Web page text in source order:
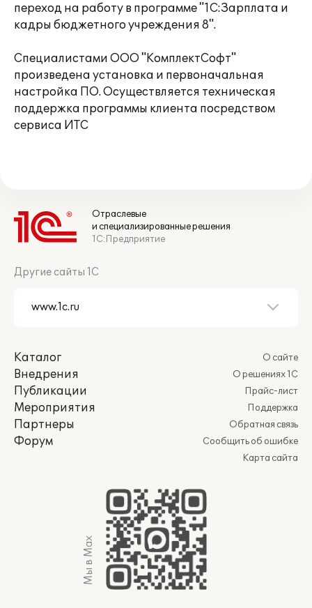
переход на работу в программе "1С:Зарплата и
кадры бюджетного учреждения 8".
Специалистами ООО "КомплектСофт"
произведена установка и первоначальная
настройка ПО. Осуществляется техническая
поддержка программы клиента посредством
сервиса ИТС
Отраслевые
и специализированные решения
1С:Предприятие
Другие сайты 1С
Каталог
Внедрения
Публикации
Мероприятия
Партнеры
Форум
О сайте
О решениях 1С
Прайс-лист
Поддержка
Обратная связь
Сообщить об ошибке
Карта сайта
Мы в Max